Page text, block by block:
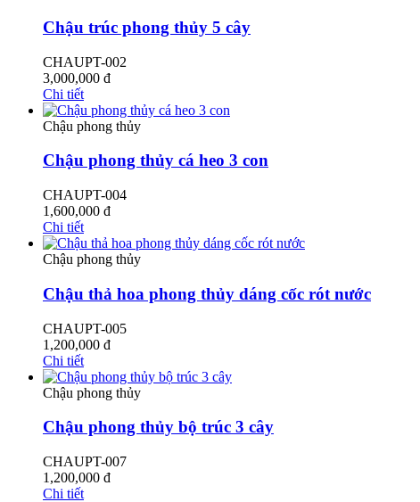
Chậu trúc phong thủy 5 cây
CHAUPT-002
3,000,000 đ
Chi tiết
Chậu phong thủy
Chậu phong thủy cá heo 3 con
CHAUPT-004
1,600,000 đ
Chi tiết
Chậu phong thủy
Chậu thả hoa phong thủy dáng cốc rót nước
CHAUPT-005
1,200,000 đ
Chi tiết
Chậu phong thủy
Chậu phong thủy bộ trúc 3 cây
CHAUPT-007
1,200,000 đ
Chi tiết